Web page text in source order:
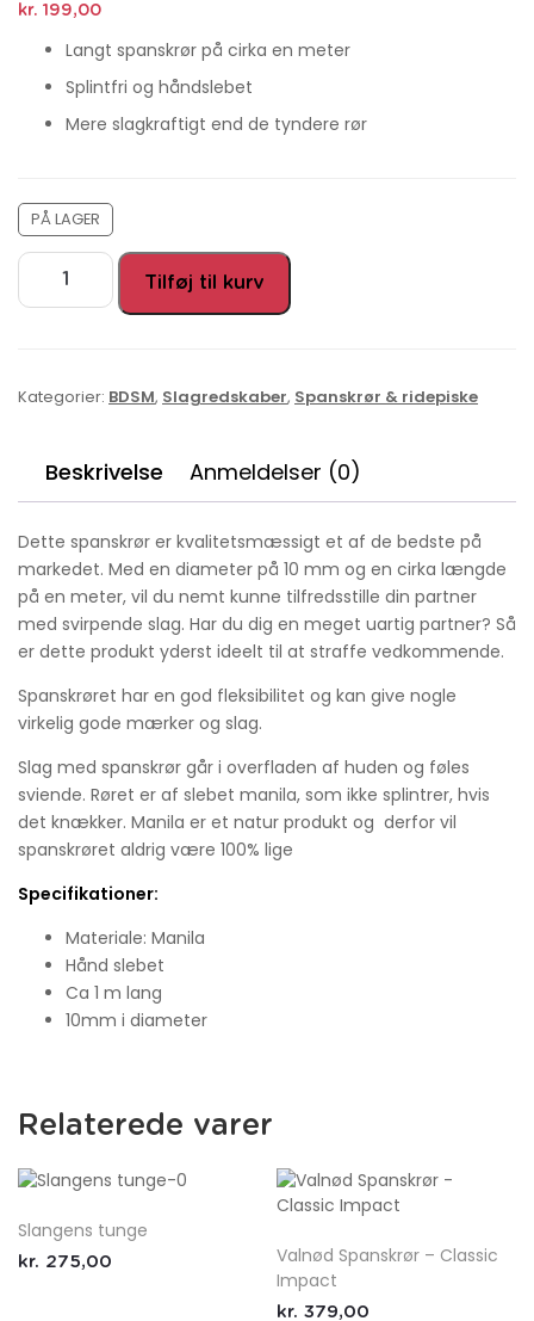
kr. 199,00
Langt spanskrør på cirka en meter
Splintfri og håndslebet
Mere slagkraftigt end de tyndere rør
PÅ LAGER
Tilføj til kurv
Kategorier: BDSM, Slagredskaber, Spanskrør & ridepiske
Beskrivelse Anmeldelser (0)
Dette spanskrør er kvalitetsmæssigt et af de bedste på
markedet. Med en diameter på 10 mm og en cirka længde
på en meter, vil du nemt kunne tilfredsstille din partner
med svirpende slag. Har du dig en meget uartig partner? Så
er dette produkt yderst ideelt til at straffe vedkommende.
Spanskrøret har en god fleksibilitet og kan give nogle
virkelig gode mærker og slag.
Slag med spanskrør går i overfladen af huden og føles
sviende. Røret er af slebet manila, som ikke splintrer, hvis
det knækker. Manila er et natur produkt og derfor vil
spanskrøret aldrig være 100% lige
Specifikationer:
Materiale: Manila
Hånd slebet
Ca 1 m lang
10mm i diameter
Relaterede varer
Slangens tunge
kr. 275,00
Valnød Spanskrør – Classic
Impact
kr. 379,00